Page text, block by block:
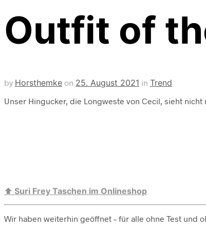
Outfit of
by Horsthemke on 25. August 2021 in Trend
Unser Hingucker, die Longweste von Cecil, sieht
⬆️ Suri Frey Taschen im Onlineshop
Wir haben weiterhin geöffnet – für alle ohne Test und